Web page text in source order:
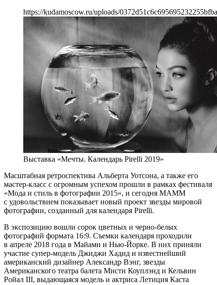
https://kudamoscow.ru/uploads/
Выставка «Мечты. Календарь Pirelli 2019»
Масштабная ретроспектива Альберта Уотсона, а также его
мастер-класс с огромным успехом прошли в рамках фестиваля
«Мода и стиль в фотографии 2015», и сегодня МАММ
с удовольствием показывает новый проект звезды мировой
фотографии, созданный для календаря Pirelli.
В экспозицию вошли сорок цветных и черно-белых
фотографий формата 16:9. Съемки календаря проходили
в апреле 2018 года в Майами и Нью-Йорке. В них приняли
участие супер-модель Джиджи Хадид и известнейший
американский дизайнер Александр Вэнг, звезды
Американского театра балета Мисти Коуплэнд и Кельвин
Ройал III, выдающаяся модель и актриса Летиция Каста